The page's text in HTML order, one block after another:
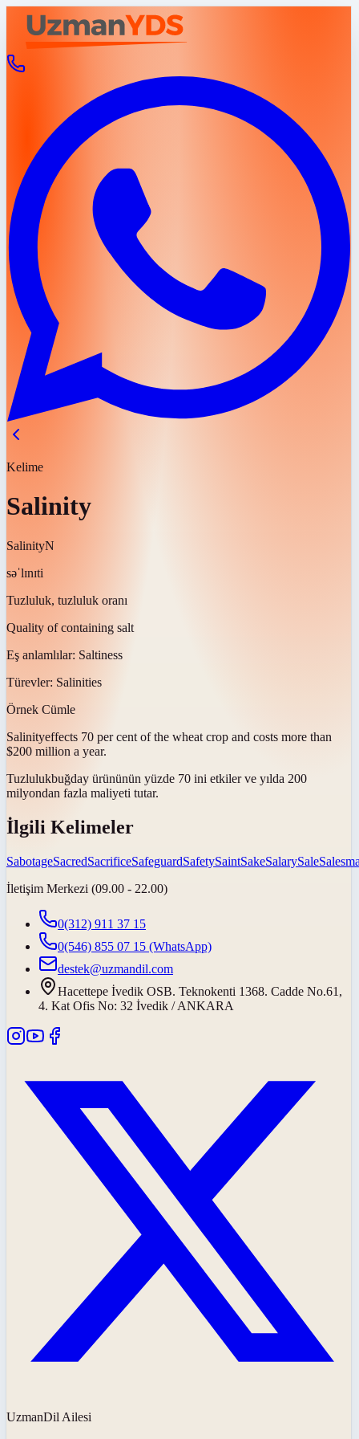
Kelime
Salinity
SalinityN
səˈlɪnɪti
Tuzluluk, tuzluluk oranı
Quality of containing salt
Eş anlamlılar: Saltiness
Türevler: Salinities
Örnek Cümle
Salinityeffects 70 per cent of the wheat crop and costs more than
$200 million a year.
Tuzlulukbuğday ürününün yüzde 70 ini etkiler ve yılda 200
milyondan fazla maliyeti tutar.
İlgili Kelimeler
SabotageSacredSacrificeSafeguardSafetySaintSakeSalarySale
İletişim Merkezi (09.00 - 22.00)
0(312) 911 37 15
0(546) 855 07 15 (WhatsApp)
destek@uzmandil.com
Hacettepe İvedik OSB. Teknokenti 1368. Cadde No.61,
4. Kat Ofis No: 32 İvedik / ANKARA
UzmanDil Ailesi